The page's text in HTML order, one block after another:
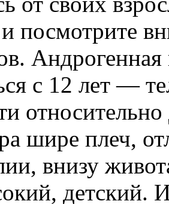
посмотрите
Андрогенная
с 12 лет —
шире плеч,
внизу
детский.